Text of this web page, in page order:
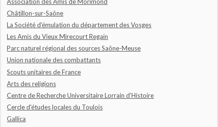
Châtillon-sur-Saône
La Société d'émulation du département des Vosges
Les Amis du Vieux Mirecourt Regain
Parc naturel régional des sources Saône-Meuse
Union nationale des combattants
Scouts unitaires de France
Arts des religions
Centre de Recherche Universitaire Lorrain d'Histoire
Cercle d'études locales du Toulois
Gallica